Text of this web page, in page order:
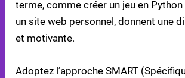
terme, comme créer un jeu en
un site web personnel, donnent une
et motivante.
Adoptez l’approche SMART